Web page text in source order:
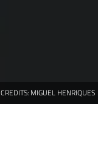
CREDITS: MIGUEL HENRIQUES